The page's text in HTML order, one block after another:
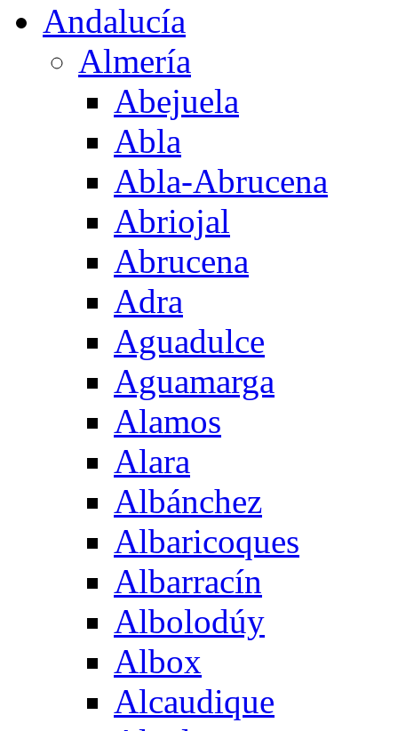
Andalucía
Almería
Abejuela
Abla
Abla-Abrucena
Abriojal
Abrucena
Adra
Aguadulce
Aguamarga
Alamos
Alara
Albánchez
Albaricoques
Albarracín
Albolodúy
Albox
Alcaudique